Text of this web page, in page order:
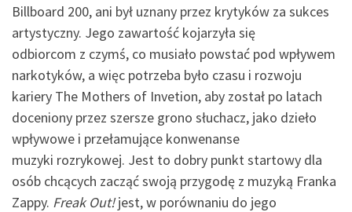
Billboard 200, ani był uznany przez krytyków za sukces
artystyczny. Jego zawartość kojarzyła się
odbiorcom z czymś, co musiało powstać pod wpływem
narkotyków, a więc potrzeba było czasu i rozwoju
kariery The Mothers of Invetion, aby został po latach
doceniony przez szersze grono słuchacz, jako dzieło
wpływowe i przełamujące konwenanse
muzyki rozrykowej. Jest to dobry punkt startowy dla
osób chcących zacząć swoją przygodę z muzyką Franka
Zappy. Freak Out!jest, w porównaniu do jego